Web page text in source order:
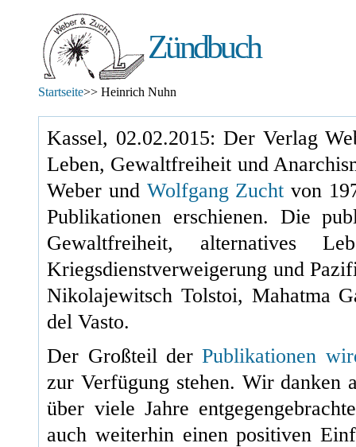
Zündbuch
Startseite>> Heinrich Nuhn
Kassel, 02.02.2015: Der Verlag
Leben, Gewaltfreiheit und
Weber und Wolfgang Zucht von
Publikationen erschienen. Die
Gewaltfreiheit, alternatives
Kriegsdienstverweigerung und
Nikolajewitsch Tolstoi, Mahatma
del Vasto.
Der Großteil derPublikationen
zur Verfügung stehen. Wir danken
über viele Jahre
auch weiterhin einen positiven